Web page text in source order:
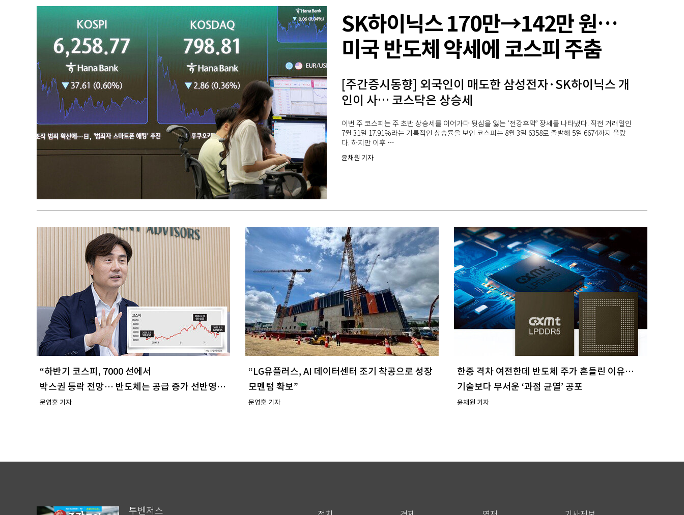
SK하이닉스 170만→142만 원…
미국 반도체 약세에 코스피 주춤
[주간증시동향] 외국인이 매도한 삼성전자·SK하이닉스 개
인이 사… 코스닥은 상승세
이번 주 코스피는 주 초반 상승세를 이어가다 뒷심을 잃는 ‘전강후약’ 장세를 나타냈다. 직전 거래일인
7월 31일 17.91%라는 기록적인 상승률을 보인 코스피는 8월 3일 6358로 출발해 5일 6674까지 올랐
다. 하지만 이후 …
윤채원 기자
“하반기 코스피, 7000 선에서
박스권 등락 전망… 반도체는 공급 증가 선반영
주시해야”
문영훈 기자
“LG유플러스, AI 데이터센터 조기 착공으로 성장
모멘텀 확보”
문영훈 기자
한중 격차 여전한데 반도체 주가 흔들린 이유…
기술보다 무서운 ‘과점 균열’ 공포
윤채원 기자
투벤저스